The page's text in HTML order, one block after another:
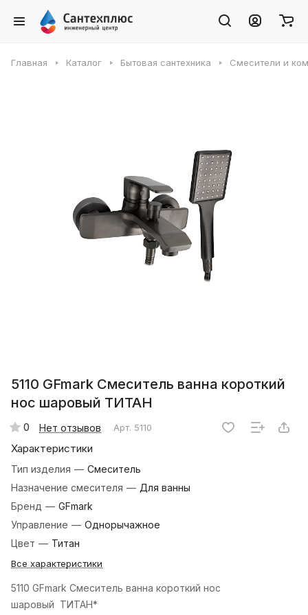
Главная Каталог Бытовая сантехника Смесители и
5110 GFmark Смеситель ванна короткий
нос шаровый ТИТАН
0 Нет отзывов Арт. 5110
Характеристики
Тип изделия — Смеситель
Назначение смесителя — Для ванны
Бренд — GFmark
Управление — Однорычажное
Цвет — Титан
Все характеристики
5110 GFmark Смеситель ванна короткий нос
шаровый ТИТАН*